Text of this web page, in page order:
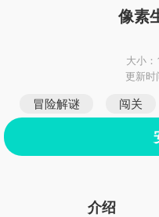
像素
大小
更新时
冒险解谜 闯关
介绍